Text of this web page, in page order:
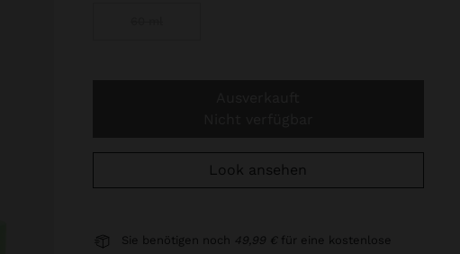
Look ansehen
Sie benötigen noch 49,99 €
für eine kostenlose